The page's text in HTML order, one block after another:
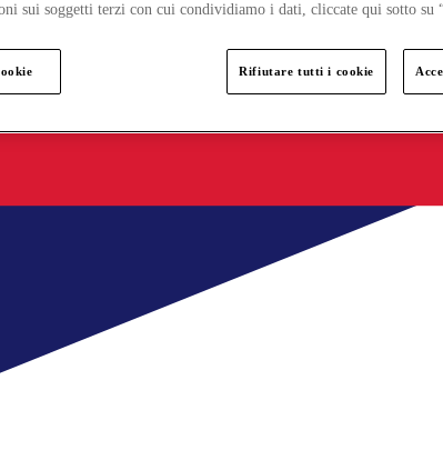
sui soggetti terzi con cui condividiamo i dati, cliccate qui sotto su
Rifiutare tutti i cookie